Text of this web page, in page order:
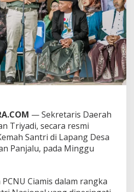
e
n
P
e
n
i
n
g
t
k
M
e
a
— Sekretaris Daerah
Triyadi, secara resmi
Santri di Lapang Desa
Panjalu, pada Minggu
Ciamis dalam rangka